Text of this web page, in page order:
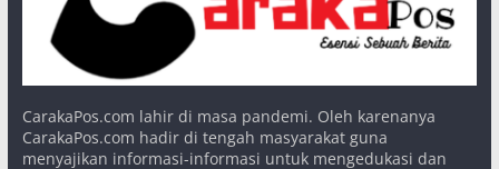
CarakaPos.com lahir di masa pandemi. Oleh karenanya
CarakaPos.com hadir di tengah masyarakat guna
menyajikan informasi-informasi untuk mengedukasi dan